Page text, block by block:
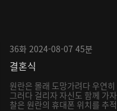
36화 2024-08-07 45분
결혼식
원란은 몰래 도망가려다 우연
그러다 걸리자 자신도 함께 가
찰은 원란의 휴대폰 위치를 추